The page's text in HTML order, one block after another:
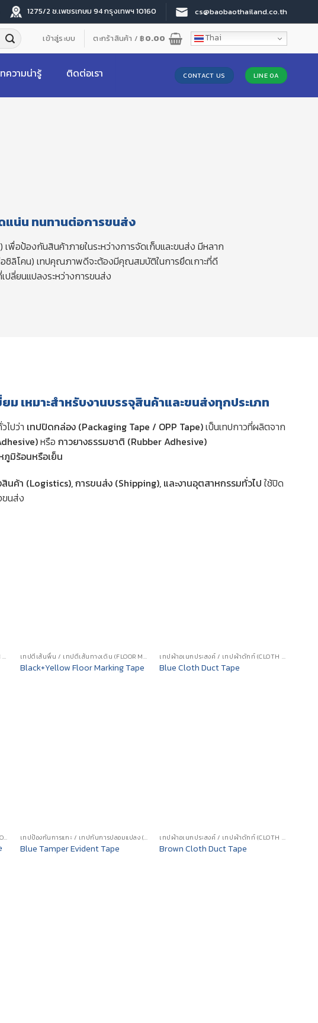
1275/2 ซ.เพชรเกษม 94 กรุงเทพฯ 10160 cs@baobaothailand.co.th
เข้าสู่ระบบ ตะกร้าสินค้า /฿0.00 Thai
ความน่ารู้ ติดต่อเรา CONTACT US LINE OA
น่น ทนทานต่อการขนส่ง
อป้องกันสินค้าภายในระหว่างการจัดเก็บและขนส่ง มีหลาก
ซิลิโคน) เทปคุณภาพดีจะต้องมีคุณสมบัติในการยึดเกาะที่ดี
ลี่ยนแปลงระหว่างการขนส่ง
เหมาะสำหรับงานบรรจุสินค้าและขนส่งทุกประเภท
ไปว่า เทปปิดกล่อง (Packaging Tape / OPP Tape)เป็นเทปกาวที่ผลิตจาก
หรือ กาวยางธรรมชาติ (Rubber Adhesive)
มิร้อนหรือเย็น
ค้า (Logistics), การขนส่ง (Shipping), และงานอุตสาหกรรมทั่วไป ใช้ปิด
ขนส่ง
เทปผ้าอเนกประสงค์ / เทปผ้าดักท์ (CLOTH DUCT TAPE) เทปตีเส้นพื้น / เทปตีเส้นทางเดิน (FLOOR MARKING TAPE)
Black+Yellow Floor Marking Tape
เทปผ้าอเนกประสงค์ / เทปผ้าดักท์ (CLOTH DUCT TAPE)
Blue Cloth Duct Tape
เทปกาวโฮลดิ้ง PET สีน้ำเงิน (BLUE PET HOLDING TAPE) เทปป้องกันการแกะ / เทปกันการปลอมแปลง (TAMPER EVIDENT TAPE)
Blue Tamper Evident Tape
เทปผ้าอเนกประสงค์ / เทปผ้าดักท์ (CLOTH DUCT TAPE)
Brown Cloth Duct Tape